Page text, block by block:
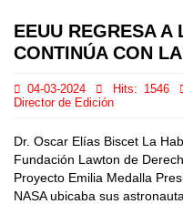
EEUU REGRESA A
CONTINÚA CON
04-03-2024 Hits: 1546
Director de Edición
Dr. Oscar Elías Biscet La
Fundación Lawton de
Proyecto Emilia Medalla
NASA ubicaba sus